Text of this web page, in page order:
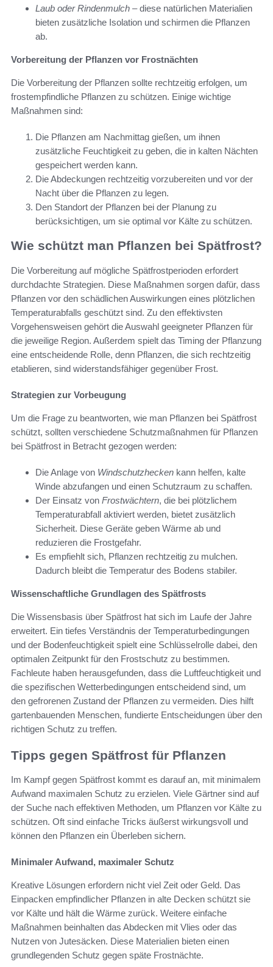
Laub oder Rindenmulch – diese natürlichen Materialien
bieten zusätzliche Isolation und schirmen die Pflanzen
ab.
Vorbereitung der Pflanzen vor Frostnächten
Die Vorbereitung der Pflanzen sollte rechtzeitig erfolgen, um
frostempfindliche Pflanzen zu schützen. Einige wichtige
Maßnahmen sind:
Die Pflanzen am Nachmittag gießen, um ihnen
zusätzliche Feuchtigkeit zu geben, die in kalten Nächten
gespeichert werden kann.
Die Abdeckungen rechtzeitig vorzubereiten und vor der
Nacht über die Pflanzen zu legen.
Den Standort der Pflanzen bei der Planung zu
berücksichtigen, um sie optimal vor Kälte zu schützen.
Wie schützt man Pflanzen bei Spätfrost?
Die Vorbereitung auf mögliche Spätfrostperioden erfordert
durchdachte Strategien. Diese Maßnahmen sorgen dafür, dass
Pflanzen vor den schädlichen Auswirkungen eines plötzlichen
Temperaturabfalls geschützt sind. Zu den effektivsten
Vorgehensweisen gehört die Auswahl geeigneter Pflanzen für
die jeweilige Region. Außerdem spielt das Timing der Pflanzung
eine entscheidende Rolle, denn Pflanzen, die sich rechtzeitig
etablieren, sind widerstandsfähiger gegenüber Frost.
Strategien zur Vorbeugung
Um die Frage zu beantworten, wie man Pflanzen bei Spätfrost
schützt, sollten verschiedene Schutzmaßnahmen für Pflanzen
bei Spätfrost in Betracht gezogen werden:
Die Anlage von Windschutzhecken kann helfen, kalte
Winde abzufangen und einen Schutzraum zu schaffen.
Der Einsatz von Frostwächtern, die bei plötzlichem
Temperaturabfall aktiviert werden, bietet zusätzlich
Sicherheit. Diese Geräte geben Wärme ab und
reduzieren die Frostgefahr.
Es empfiehlt sich, Pflanzen rechtzeitig zu mulchen.
Dadurch bleibt die Temperatur des Bodens stabiler.
Wissenschaftliche Grundlagen des Spätfrosts
Die Wissensbasis über Spätfrost hat sich im Laufe der Jahre
erweitert. Ein tiefes Verständnis der Temperaturbedingungen
und der Bodenfeuchtigkeit spielt eine Schlüsselrolle dabei, den
optimalen Zeitpunkt für den Frostschutz zu bestimmen.
Fachleute haben herausgefunden, dass die Luftfeuchtigkeit und
die spezifischen Wetterbedingungen entscheidend sind, um
den gefrorenen Zustand der Pflanzen zu vermeiden. Dies hilft
gartenbauenden Menschen, fundierte Entscheidungen über den
richtigen Schutz zu treffen.
Tipps gegen Spätfrost für Pflanzen
Im Kampf gegen Spätfrost kommt es darauf an, mit minimalem
Aufwand maximalen Schutz zu erzielen. Viele Gärtner sind auf
der Suche nach effektiven Methoden, um Pflanzen vor Kälte zu
schützen. Oft sind einfache Tricks äußerst wirkungsvoll und
können den Pflanzen ein Überleben sichern.
Minimaler Aufwand, maximaler Schutz
Kreative Lösungen erfordern nicht viel Zeit oder Geld. Das
Einpacken empfindlicher Pflanzen in alte Decken schützt sie
vor Kälte und hält die Wärme zurück. Weitere einfache
Maßnahmen beinhalten das Abdecken mit Vlies oder das
Nutzen von Jutesäcken. Diese Materialien bieten einen
grundlegenden Schutz gegen späte Frostnächte.